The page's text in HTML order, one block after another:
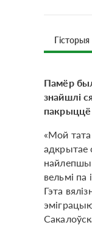
Гісторыя
Памёр
знайшлі
пакрыццё
«Мой
адкрытае
найлепшы
вельмі
Гэта